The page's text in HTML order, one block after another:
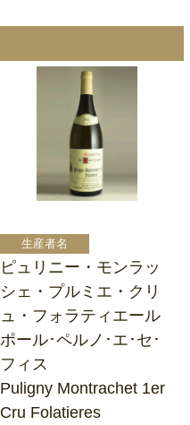
ピュリニー・モンラッ
シェ・プルミエ・クリ
ュ・フォラティエール
ポール･ペルノ･エ･セ･
フィス
Puligny Montrachet 1er
Cru Folatieres